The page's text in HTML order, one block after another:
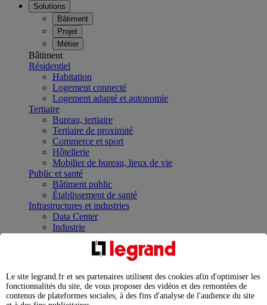
Solutions
Bâtiment
Projet
Métier
Bâtiment
Résidentiel
Habitation
Logement connecté
Logement adapté et autonomie
Tertiaire
Bureau, tertiaire
Tertiaire de proximité
Commerce et sport
Hôtellerie
Mobilier de bureau, lieux de vie
Public et santé
Bâtiment public
Établissement de santé
Infrastructures et industries
Data Center
Industrie
Infrastructures
Contrôler et planifier le fonctionnement des appareils
Répartir et optimiser son tableau électrique
Legrand Data Center Solutions : concentrer les
expertises au service de vos performances
Le site legrand.fr et ses partenaires utilisent des cookies afin d'optimiser les
fonctionnalités du site, de vous proposer des vidéos et des remontées de
contenus de plateformes sociales, à des fins d'analyse de l'audience du site